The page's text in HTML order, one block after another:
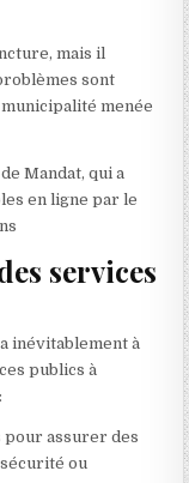
mais il
sont
menée
Mandat, qui a
en ligne par le
services
inévitablement à
publics à
pour assurer des
ou